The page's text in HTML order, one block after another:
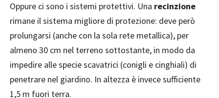
Oppure ci sono i sistemi protettivi. Una recinzione
rimane il sistema migliore di protezione: deve però
prolungarsi (anche con la sola rete metallica), per
almeno 30 cm nel terreno sottostante, in modo da
impedire alle specie scavatrici (conigli e cinghiali) di
penetrare nel giardino. In altezza è invece sufficiente
1,5 m fuori terra.